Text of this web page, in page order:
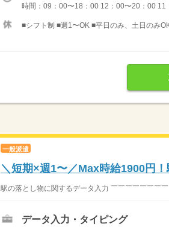
時間：09：00〜18：00 12：00〜20：00 11
■シフト制 ■週1〜OK ■平日のみ、土日のみ
一般派遣
＼短期×週1〜／Max時給1900円
駅の落とし物に関するデータ入力 ￣￣￣￣￣￣￣
データ入力・タイピング